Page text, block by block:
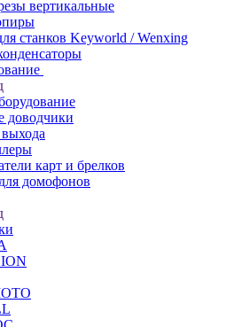
вертикальные
станков Keyworld / Wenxing
доводчики
карт и брелков
домофонов